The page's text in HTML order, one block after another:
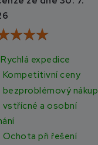
Rychlá expedice
Kompetitivní ceny
bezproblémový nákup
vstřícné a osobní
Ochota při řešení